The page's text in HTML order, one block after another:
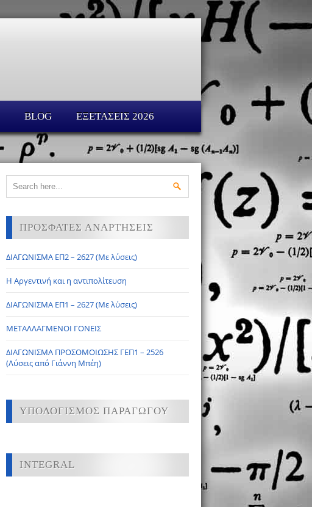
BLOG ΕΞΕΤΑΣΕΙΣ 2026
ΠΡΟΣΦΑΤΕΣ ΑΝΑΡΤΗΣΕΙΣ
ΔΙΑΓΩΝΙΣΜΑ ΕΠ2 – 2627 (Με λύσεις)
Η Αργεντινή και η αντιπολίτευση
ΔΙΑΓΩΝΙΣΜΑ ΕΠ1 – 2627 (Με λύσεις)
ΜΕΤΑΛΛΑΓΜΕΝΟΙ ΓΟΝΕΙΣ
ΔΙΑΓΩΝΙΣΜΑ ΠΡΟΣΟΜΟΙΩΣΗΣ ΓΕΠ1 – 2526
(Λύσεις από Γιάννη Μπέη)
ΥΠΟΛΟΓΙΣΜΟΣ ΠΑΡΑΓΩΓΟΥ
INTEGRAL